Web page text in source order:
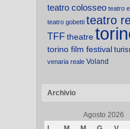
teatro colosseo teatro
teatro gobetti teatro
TFFtheatre
torino film festival
venaria reale Voland
Archivio
Agosto 2026